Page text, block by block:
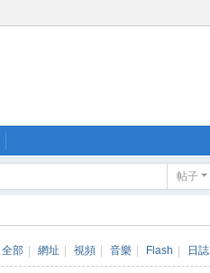
帖子
全部 網址 視頻 音樂 Flash 日誌